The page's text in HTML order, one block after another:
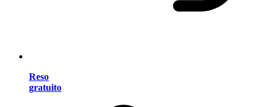
Reso
gratuito